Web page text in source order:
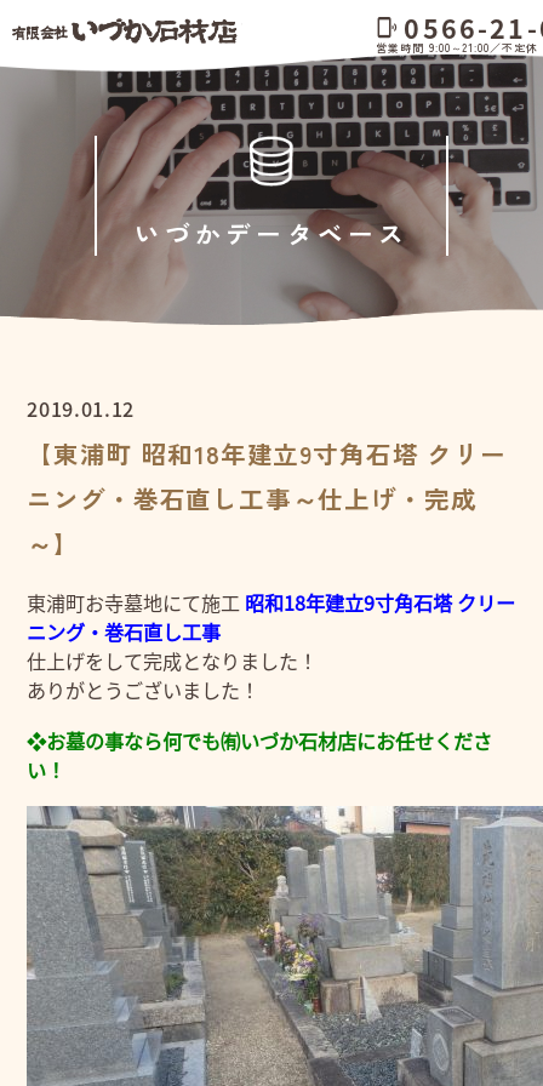
いづかデータベース
2019.01.12
【東浦町 昭和18年建立9寸角石塔 クリー
ニング・巻石直し工事～仕上げ・完成
～】
東浦町お寺墓地にて施工 昭和18年建立9寸角石塔 クリー
ニング・巻石直し工事
仕上げをして完成となりました！
ありがとうございました！
❖お墓の事なら何でも㈲いづか石材店にお任せくださ
い！
phonelink_ring 0566-
営業時間 9:00～21:00／不定休